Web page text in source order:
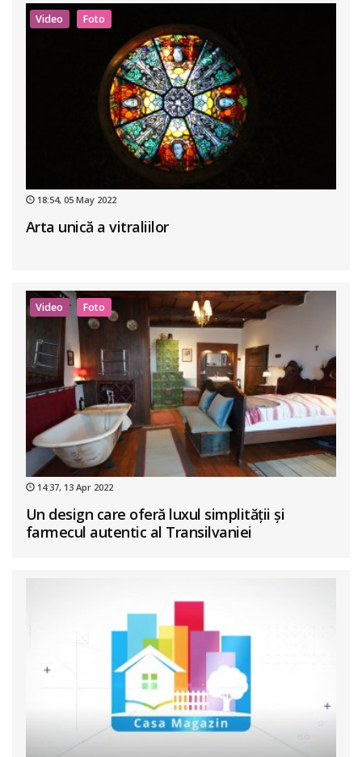
Video Foto
18:54, 05 May 2022
Arta unică a vitraliilor
Video Foto
14:37, 13 Apr 2022
Un design care oferă luxul simplității și
farmecul autentic al Transilvaniei